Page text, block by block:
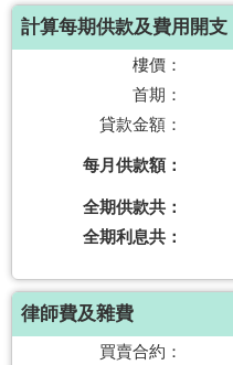
地
產
數
據
計算每期供款及費用開支
樓價：
首期：
貸款金額：
每月供款額：
全期供款共：
全期利息共：
律師費及雜費
買賣合約：